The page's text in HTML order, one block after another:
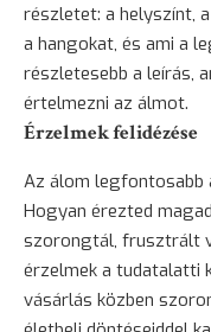
részletet: a helyszínt,
a hangokat, és ami a
részletesebb a leírás,
értelmezni az álmot.
Érzelmek felidézése
Az álom legfontosabb
Hogyan érezted
szorongtál, frusztrált
érzelmek a tudatalatti
vásárlás közben